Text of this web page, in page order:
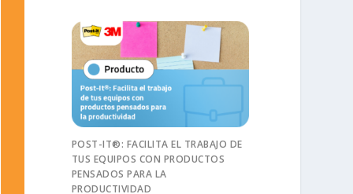
POST-IT®: FACILITA EL TRABAJO DE
TUS EQUIPOS CON PRODUCTOS
PENSADOS PARA LA
PRODUCTIVIDAD